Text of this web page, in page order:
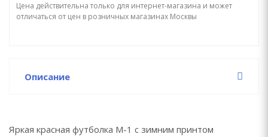
Цена действительна только для интернет-магазина и может
отличаться от цен в розничных магазинах Москвы
Описание
Яркая красная футболка М-1 с зимним принтом